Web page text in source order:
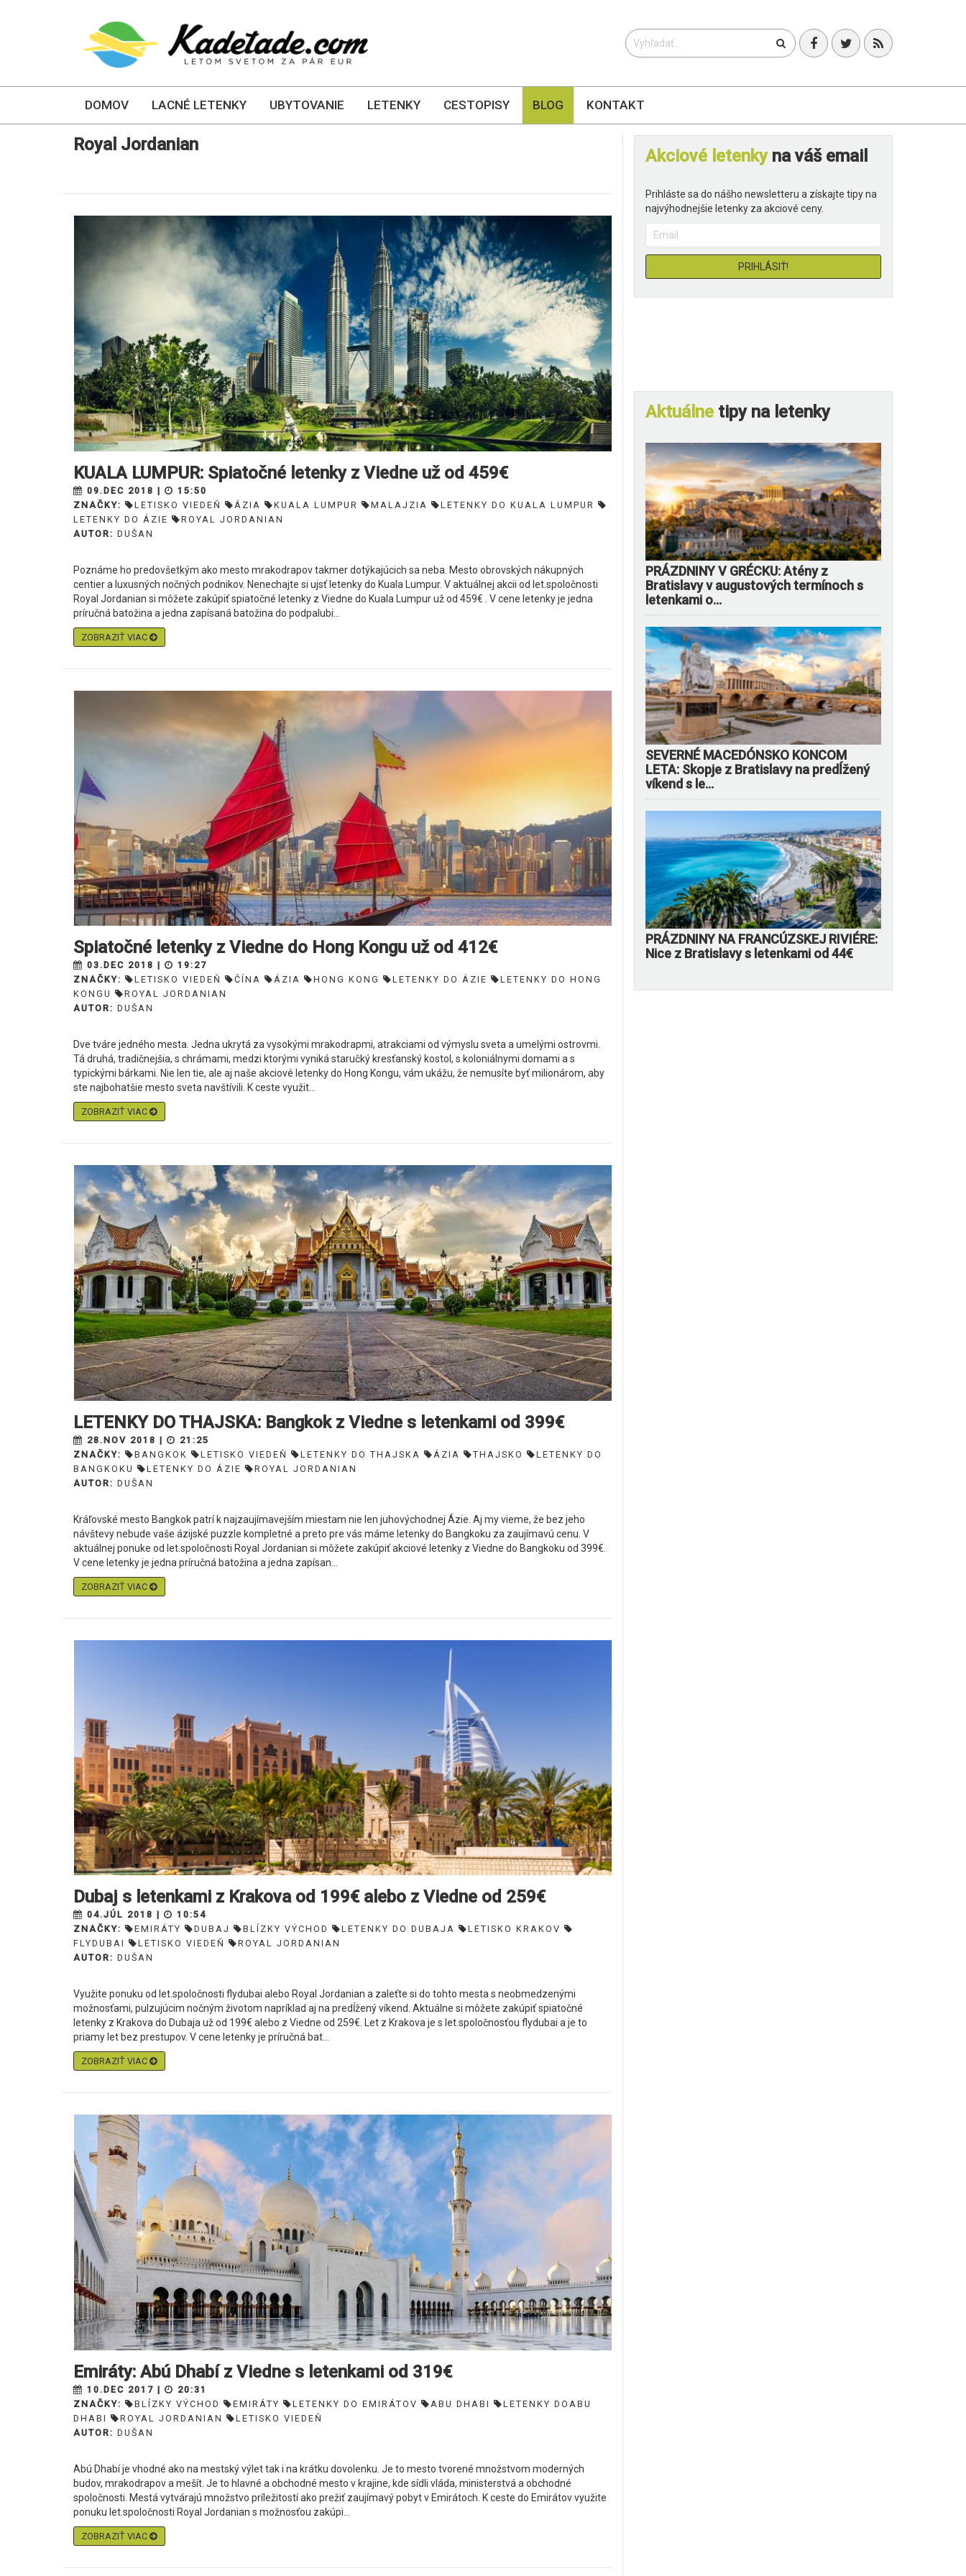
DOMOV LACNÉ LETENKY UBYTOVANIE LETENKY CESTOPISY BLOG KONTAKT
Royal Jordanian
KUALA LUMPUR: Spiatočné letenky z Viedne už od 459€
09.DEC 2018 |
15:50
ZNAČKY:
LETISKO VIEDEŇ ÁZIA KUALA LUMPUR MALAJZIA
LETENKY DO KUALA LUMPUR
LETENKY DO ÁZIE
ROYAL JORDANIAN​
AUTOR: DUŠAN
Poznáme ho predovšetkým ako mesto mrakodrapov takmer dotýkajúcich sa neba. Mesto obrovských nákupných
centier a luxusných nočných podnikov. Nenechajte si ujsť letenky do Kuala Lumpur. V aktuálnej akcii od let.spoločnosti
Royal Jordanian si môžete zakúpiť spiatočné letenky z Viedne do Kuala Lumpur už od 459€ . V cene letenky je jedna
príručná batožina a jedna zapísaná batožina do podpalubi...
ZOBRAZIŤ VIAC
Spiatočné letenky z Viedne do Hong Kongu už od 412€
03.DEC 2018 |
19:27
ZNAČKY:
LETISKO VIEDEŇ ČÍNA ÁZIA HONG KONG LETENKY DO ÁZIE
LETENKY DO HONG
KONGU
ROYAL JORDANIAN
AUTOR: DUŠAN
Dve tváre jedného mesta. Jedna ukrytá za vysokými mrakodrapmi, atrakciami od výmyslu sveta a umelými ostrovmi.
Tá druhá, tradičnejšia, s chrámami, medzi ktorými vyniká staručký kresťanský kostol, s koloniálnymi domami a s
typickými bárkami. Nie len tie, ale aj naše akciové letenky do Hong Kongu, vám ukážu, že nemusíte byť milionárom, aby
ste najbohatšie mesto sveta navštívili. K ceste využit...
ZOBRAZIŤ VIAC
LETENKY DO THAJSKA: Bangkok z Viedne s letenkami od 399€
28.NOV 2018 |
21:25
ZNAČKY:
BANGKOK LETISKO VIEDEŇ LETENKY DO THAJSKA ÁZIA THAJSKO
LETENKY DO
BANGKOKU
LETENKY DO ÁZIE
ROYAL JORDANIAN​
AUTOR: DUŠAN
Kráľovské mesto Bangkok patrí k najzaujímavejším miestam nie len juhovýchodnej Ázie. Aj my vieme, že bez jeho
návštevy nebude vaše ázijské puzzle kompletné a preto pre vás máme letenky do Bangkoku za zaujímavú cenu. V
aktuálnej ponuke od let.spoločnosti Royal Jordanian si môžete zakúpiť akciové letenky z Viedne do Bangkoku od 399€.
V cene letenky je jedna príručná batožina a jedna zapísan...
ZOBRAZIŤ VIAC
Dubaj s letenkami z Krakova od 199€ alebo z Viedne od 259€
04.JÚL 2018 |
10:54
ZNAČKY:
EMIRÁTY DUBAJ BLÍZKY VÝCHOD LETENKY DO DUBAJA
LETISKO KRAKOV
FLYDUBAI
LETISKO VIEDEŇ
ROYAL JORDANIAN
AUTOR: DUŠAN
Využite ponuku od let.spoločnosti flydubai alebo Royal Jordanian a zaleťte si do tohto mesta s neobmedzenými
možnosťami, pulzujúcim nočným životom napríklad aj na predĺžený víkend. Aktuálne si môžete zakúpiť spiatočné
letenky z Krakova do Dubaja už od 199€ alebo z Viedne od 259€. Let z Krakova je s let.spoločnosťou flydubai a je to
priamy let bez prestupov. V cene letenky je príručná bat...
ZOBRAZIŤ VIAC
Emiráty: Abú Dhabí z Viedne s letenkami od 319€
10.DEC 2017 |
20:31
ZNAČKY:
BLÍZKY VÝCHOD EMIRÁTY LETENKY DO EMIRÁTOV ABU DHABI
LETENKY DOABU
DHABI
ROYAL JORDANIAN
LETISKO VIEDEŇ
AUTOR: DUŠAN
Abú Dhabí je vhodné ako na mestský výlet tak i na krátku dovolenku. Je to mesto tvorené množstvom moderných
budov, mrakodrapov a mešít. Je to hlavné a obchodné mesto v krajine, kde sídli vláda, ministerstvá a obchodné
spoločnosti. Mestá vytvárajú množstvo príležitostí ako prežiť zaujímavý pobyt v Emirátoch. K ceste do Emirátov využite
ponuku let.spoločnosti Royal Jordanian s možnosťou zakúpi...
ZOBRAZIŤ VIAC
Akciové letenkyna váš email
Prihláste sa do nášho newsletteru a získajte tipy na
najvýhodnejšie letenky za akciové ceny.
Aktuálne tipy na letenky
PRÁZDNINY V GRÉCKU: Atény z
Bratislavy v augustových termínoch s
letenkami o...
SEVERNÉ MACEDÓNSKO KONCOM
LETA: Skopje z Bratislavy na predĺžený
víkend s le...
PRÁZDNINY NA FRANCÚZSKEJ RIVIÉRE:
Nice z Bratislavy s letenkami od 44€